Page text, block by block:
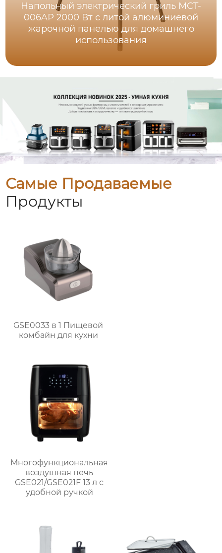
Напольный электрический гриль MCT-
006AP 2000 Вт с литой алюминиевой
жарочной панелью для домашнего
использования
Самые Продаваемые
Продукты
GSE0033 в 1 Пищевой
комбайн для кухни
Многофункциональная
воздушная печь
GSE021/GSE021F 13 л с
удобной ручкой